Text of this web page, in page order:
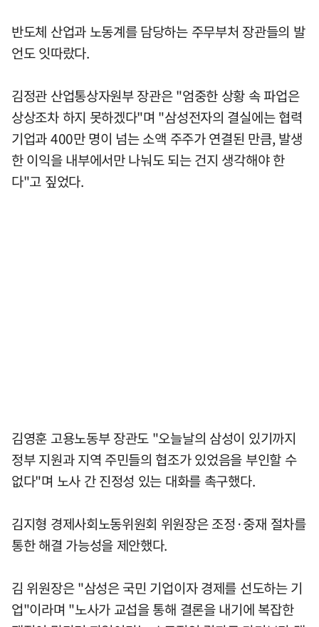
반도체 산업과 노동계를 담당하는 주무부처 장관들의 발
언도 잇따랐다.
김정관 산업통상자원부 장관은 "엄중한 상황 속 파업은
상상조차 하지 못하겠다"며 "삼성전자의 결실에는 협력
기업과 400만 명이 넘는 소액 주주가 연결된 만큼, 발생
한 이익을 내부에서만 나눠도 되는 건지 생각해야 한
다"고 짚었다.
김영훈 고용노동부 장관도 "오늘날의 삼성이 있기까지
정부 지원과 지역 주민들의 협조가 있었음을 부인할 수
없다"며 노사 간 진정성 있는 대화를 촉구했다.
김지형 경제사회노동위원회 위원장은 조정·중재 절차를
통한 해결 가능성을 제안했다.
김 위원장은 "삼성은 국민 기업이자 경제를 선도하는 기
업"이라며 "노사가 교섭을 통해 결론을 내기에 복잡한